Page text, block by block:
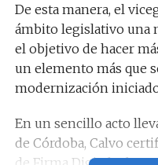
De esta manera, el
ámbito legislativo una
el objetivo de hacer
un elemento más que
modernización
En un sencillo acto
de Córdoba, Calvo